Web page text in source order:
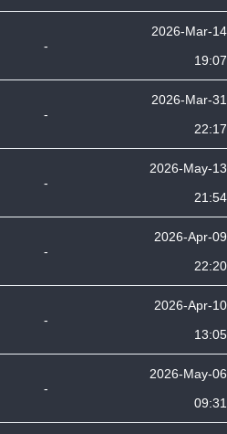
-
2026-Mar-14
19:07
-
2026-Mar-31
22:17
-
2026-May-13
21:54
-
2026-Apr-09
22:20
-
2026-Apr-10
13:05
-
2026-May-06
09:31